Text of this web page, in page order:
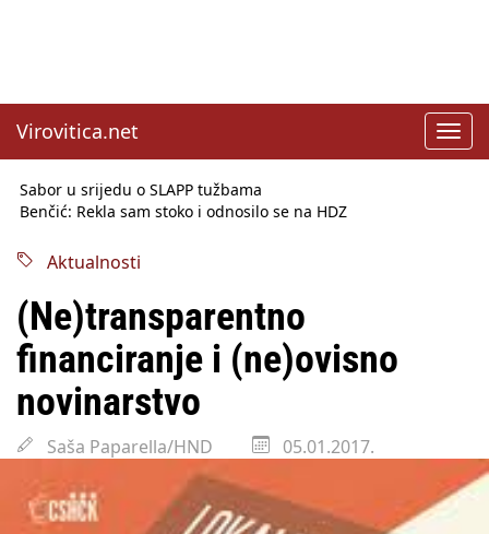
Virovitica.net
Sabor u srijedu o SLAPP tužbama
Benčić: Rekla sam stoko i odnosilo se na HDZ
godine
najavio za jesen
Državni tajnik Rukavina: Hrvatska ima 3,6 milijuna birača
HŽ Infrastruktura: Nesreće na željezničkim prijelazima
prepolovljene
Državni inspektorat opozvao Barebells pločicu - soft protein
bar Coco Choco
Aktualnosti
(Ne)transparentno
financiranje i (ne)ovisno
novinarstvo
Saša Paparella/HND 05.01.2017.